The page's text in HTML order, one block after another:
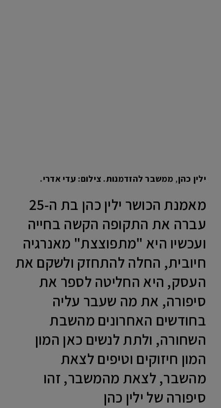
ילין כהן, ממשבר להזדמנות. צילום: עדי אדרי.
מאמנת הכושר ילין כהן בת ה-25
עברה את התקופה הקשה בחייה
ועכשיו היא "מתפוצצת" מאנרגיה
חיובית, החלה להתחזק ולשקם את
העסק, היא החליטה לספר את
סיפורה, את מה שעבר עליה
בחודשים האחרונים מהשבת
השחורה, ולתת לנשים כאן המון
המון חיזוקים וטיפים לצאת
מהשבר, לצאת מהמשבר, זהו
סיפורה של ילין כהן